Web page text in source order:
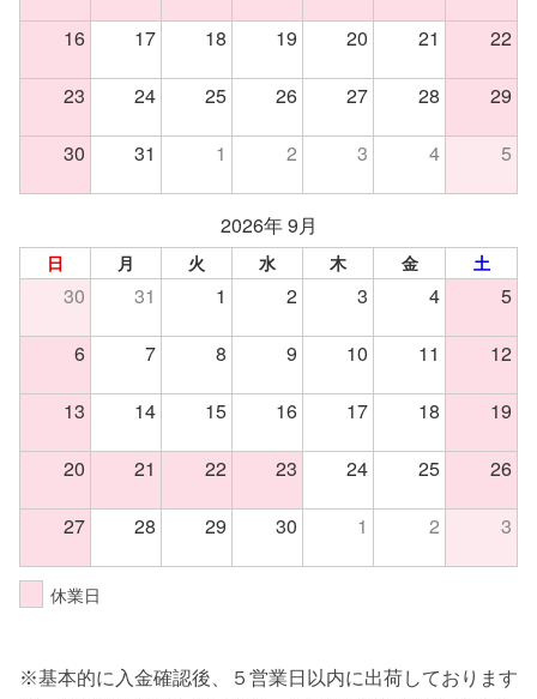
16 17 18 19 20 21 22
23 24 25 26 27 28 29
30 31 1 2 3 4 5
2026年 9月
日 月 火 水 木 金 土
30 31 1 2 3 4 5
6 7 8 9 10 11 12
13 14 15 16 17 18 19
20 21 22 23 24 25 26
27 28 29 30 1 2 3
休業日
※基本的に入金確認後、５営業日以内に出荷しております